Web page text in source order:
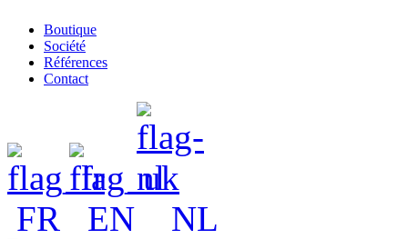
Boutique
Société
Références
Contact
FR EN NL